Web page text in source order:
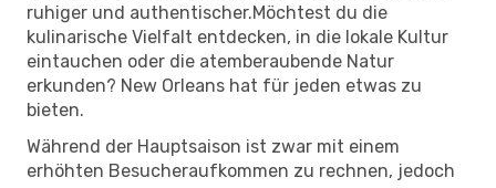
ruhiger und authentischer.Möchtest du die
kulinarische Vielfalt entdecken, in die lokale Kultur
eintauchen oder die atemberaubende Natur
erkunden? New Orleans hat für jeden etwas zu
bieten.
Während der Hauptsaison ist zwar mit einem
erhöhten Besucheraufkommen zu rechnen, jedoch